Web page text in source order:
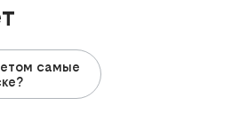
самые